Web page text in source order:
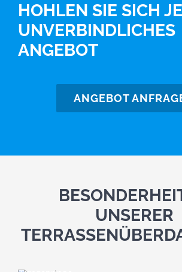
HOHLEN SIE SICH
UNVERBINDLICHES
ANGEBOT
ANGEBOT
UNSERER